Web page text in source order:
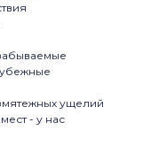
ущелий
- у нас